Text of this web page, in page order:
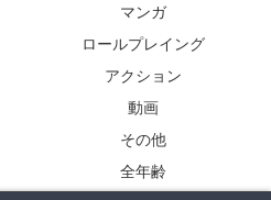
マンガ
ロールプレイング
アクション
動画
その他
全年齢